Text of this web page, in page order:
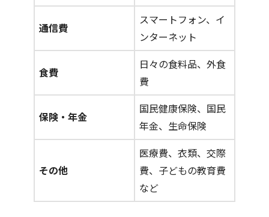
通信費
スマートフォン、イ
ンターネット
食費
日々の食料品、外食
費
保険・年金
国民健康保険、国民
年金、生命保険
その他
医療費、衣類、交際
費、子どもの教育費
など